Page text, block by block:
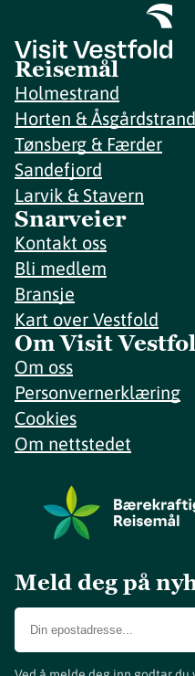
Reisemål
Holmestrand
Horten & Åsgårdstrand
Tønsberg & Færder
Sandefjord
Larvik & Stavern
Snarveier
Kontakt oss
Bli medlem
Bransje
Kart over Vestfold
Om Visit
Om oss
Personvernerklæring
Cookies
Om nettstedet
Meld deg på